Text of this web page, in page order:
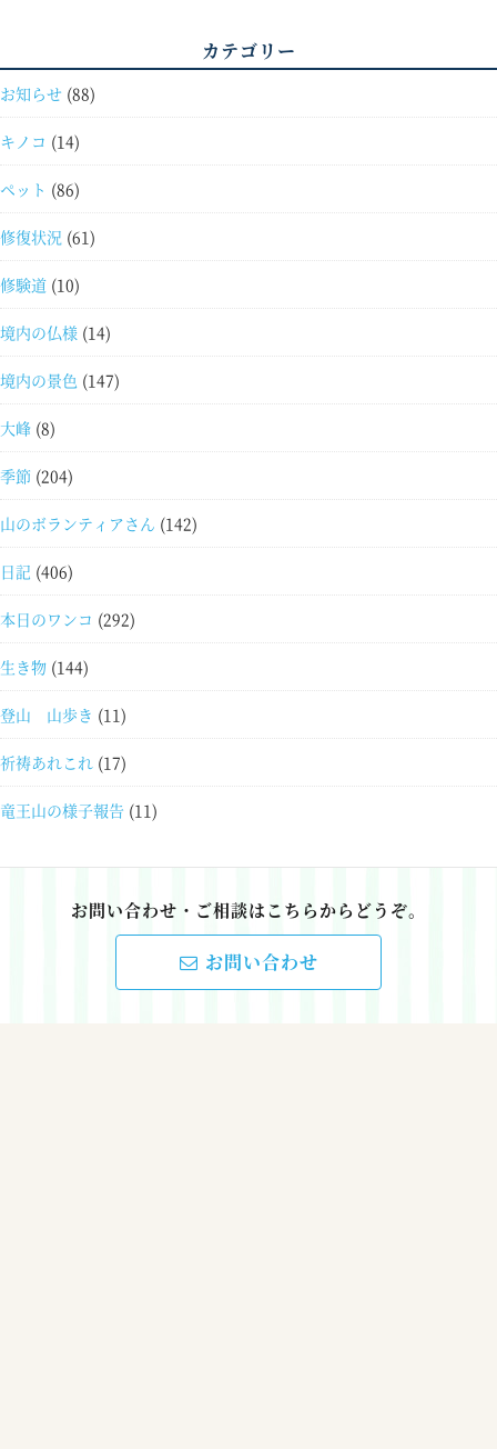
カテゴリー
お知らせ (88)
キノコ (14)
ペット (86)
修復状況 (61)
修験道 (10)
境内の仏様 (14)
境内の景色 (147)
大峰 (8)
季節 (204)
山のボランティアさん (142)
日記 (406)
本日のワンコ (292)
生き物 (144)
登山 山歩き (11)
祈祷あれこれ (17)
竜王山の様子報告 (11)
お問い合わせ・ご相談はこちらからどうぞ。
お問い合わせ